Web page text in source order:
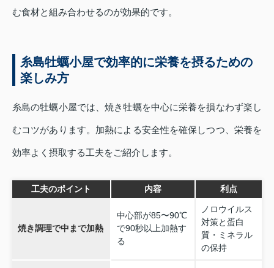
む食材と組み合わせるのが効果的です。
糸島牡蠣小屋で効率的に栄養を摂るための
楽しみ方
糸島の牡蠣小屋では、焼き牡蠣を中心に栄養を損なわず楽し
むコツがあります。加熱による安全性を確保しつつ、栄養を
効率よく摂取する工夫をご紹介します。
工夫のポイント 内容 利点
焼き調理で中まで加熱
中心部が85〜90℃
で90秒以上加熱す
る
ノロウイルス
対策と蛋白
質・ミネラル
の保持